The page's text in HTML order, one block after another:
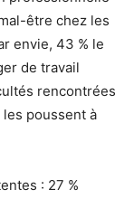
être chez les
envie, 43 % le
de travail
rencontrées
poussent à
: 27 %